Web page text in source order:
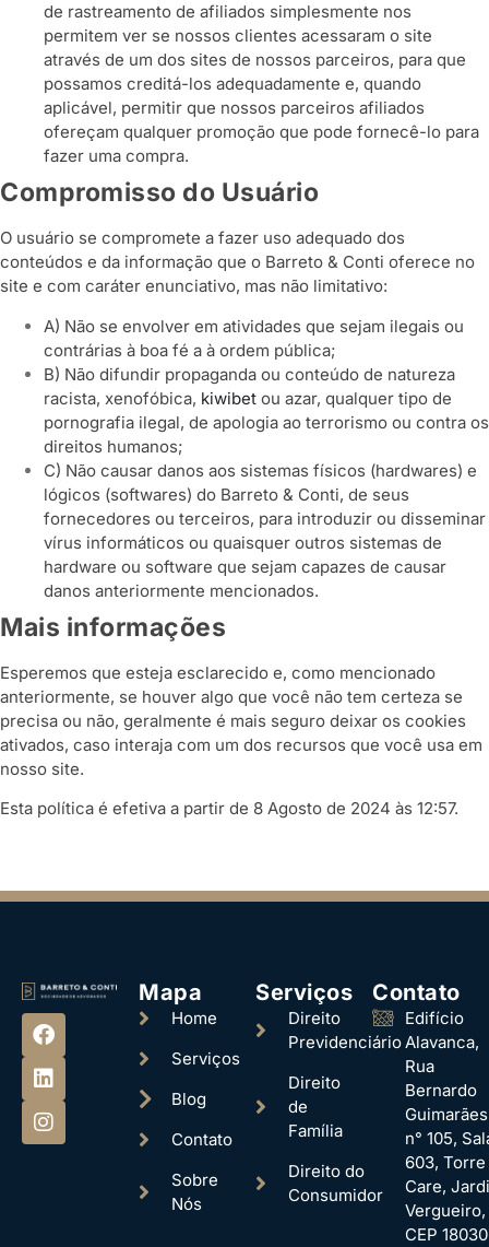
de rastreamento de afiliados simplesmente nos
permitem ver se nossos clientes acessaram o site
através de um dos sites de nossos parceiros, para que
possamos creditá-los adequadamente e, quando
aplicável, permitir que nossos parceiros afiliados
ofereçam qualquer promoção que pode fornecê-lo para
fazer uma compra.
Compromisso do Usuário
O usuário se compromete a fazer uso adequado dos
conteúdos e da informação que o Barreto & Conti oferece no
site e com caráter enunciativo, mas não limitativo:
A) Não se envolver em atividades que sejam ilegais ou
contrárias à boa fé a à ordem pública;
B) Não difundir propaganda ou conteúdo de natureza
racista, xenofóbica, kiwibet ou azar, qualquer tipo de
pornografia ilegal, de apologia ao terrorismo ou contra os
direitos humanos;
C) Não causar danos aos sistemas físicos (hardwares) e
lógicos (softwares) do Barreto & Conti, de seus
fornecedores ou terceiros, para introduzir ou disseminar
vírus informáticos ou quaisquer outros sistemas de
hardware ou software que sejam capazes de causar
danos anteriormente mencionados.
Mais informações
Esperemos que esteja esclarecido e, como mencionado
anteriormente, se houver algo que você não tem certeza se
precisa ou não, geralmente é mais seguro deixar os cookies
ativados, caso interaja com um dos recursos que você usa em
nosso site.
Esta política é efetiva a partir de 8 Agosto de 2024 às 12:57.
Mapa
Home
Serviços
Blog
Contato
Sobre
Nós
Serviços
Direito
Previdenciário
Direito
de
Família
Direito do
Consumidor
Contato
Edifício
Alavanca,
Rua
Bernardo
n° 105,
603, Torre
Care,
Vergueiro,
CEP